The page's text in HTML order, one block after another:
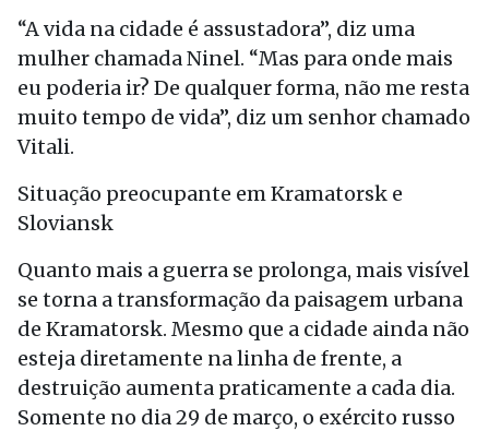
“A vida na cidade é assustadora”, diz uma
mulher chamada Ninel. “Mas para onde mais
eu poderia ir? De qualquer forma, não me resta
muito tempo de vida”, diz um senhor chamado
Vitali.
Situação preocupante em Kramatorsk e
Sloviansk
Quanto mais a guerra se prolonga, mais visível
se torna a transformação da paisagem urbana
de Kramatorsk. Mesmo que a cidade ainda não
esteja diretamente na linha de frente, a
destruição aumenta praticamente a cada dia.
Somente no dia 29 de março, o exército russo